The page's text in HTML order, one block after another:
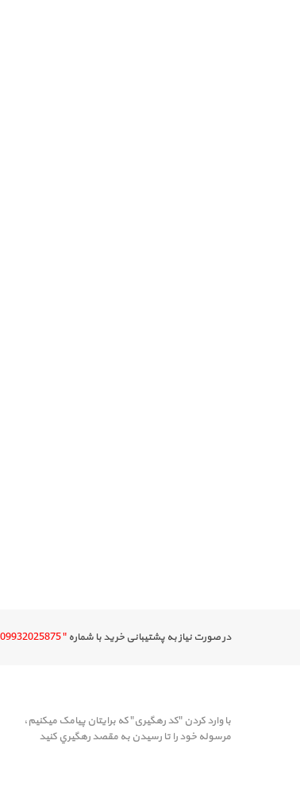
در صورت نیاز به پشتیبانی خرید با شماره " 09932025875 "
با وارد کردن "کد رهگیری" که برایتان پیامک میکنیم،
مرسوله خود را تا رسيدن به مقصد رهگيري کنيد